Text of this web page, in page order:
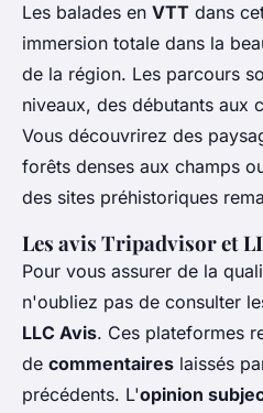
Les balades en VTT dans
immersion totale dans la
de la région. Les parcours
niveaux, des débutants aux
Vous découvrirez des
forêts denses aux champs
des sites préhistoriques
Les avis Tripadvisor et
Pour vous assurer de la
n'oubliez pas de consulter
LLC Avis. Ces plateformes
de commentaires laissés
précédents. L'opinion